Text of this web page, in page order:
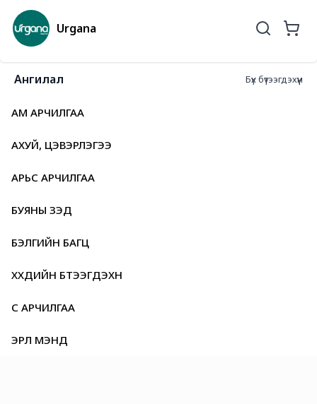
Urgana
Ангилал Бүх бүтээгдэхүүн
АМ АРЧИЛГАА
АХУЙ, ЦЭВЭРЛЭГЭЭ
АРЬС АРЧИЛГАА
БУЯНЫ ЗЭД
БЭЛГИЙН БАГЦ
ХҮҮХДИЙН БҮТЭЭГДЭХҮҮН
ҮС АРЧИЛГАА
ЭРҮҮЛ МЭНД